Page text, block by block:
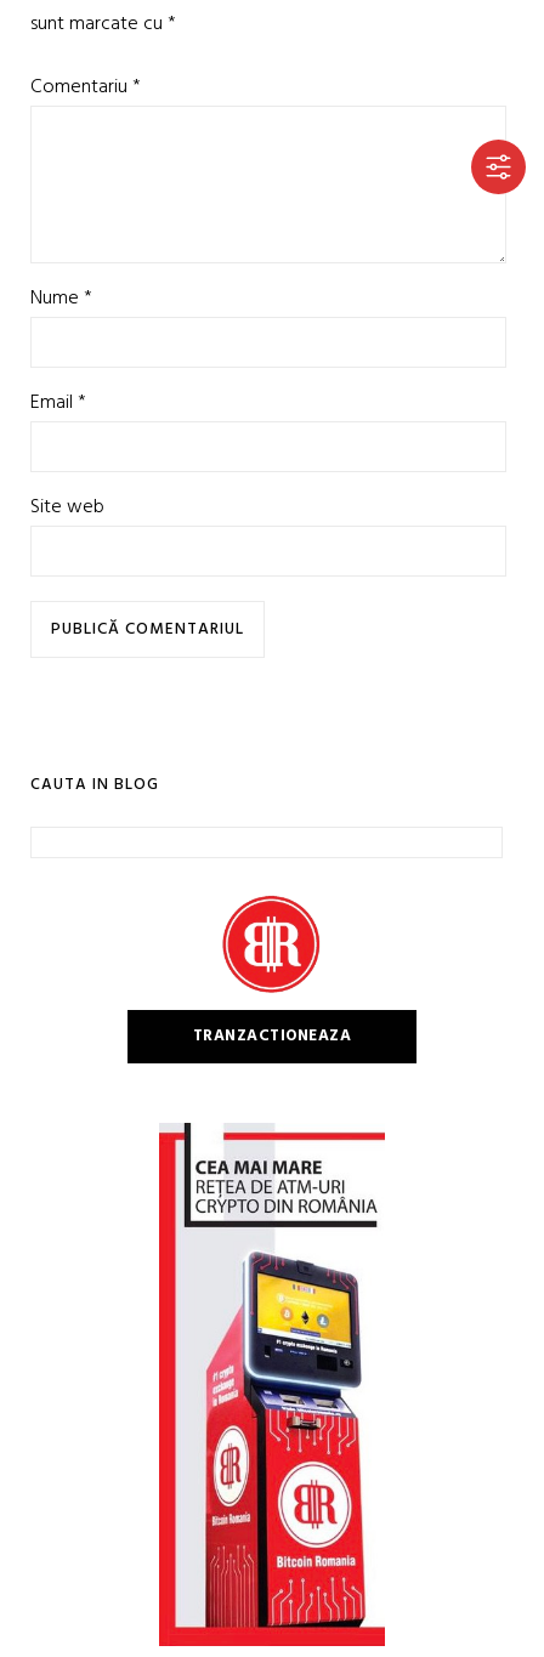
sunt marcate cu*
Comentariu*
Nume*
Email*
Site web
CAUTA IN BLOG
TRANZACTIONEAZA